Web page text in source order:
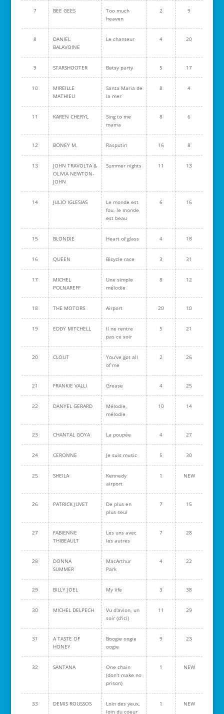
7 BEE GEES
Too much
heaven
2 9
8
DANIEL
BALAVOINE
Le chanteur 4 20
9 STARSHOOTER Betsy party 5 17
10
MIREILLE
MATHIEU
Santa Maria de
la mer
8 4
11 KAREN CHERYL
Sing to me
mama
8 6
12 BONEY M. Rasputin 16 8
13
JOHN TRAVOLTA &
OLIVIA NEWTON-
JOHN
Summer nights 11 13
14 JULIO IGLESIAS
Le monde est
fou, le monde
est beau
6 16
15 BLONDIE Heart of glass 4 18
16 QUEEN Bicycle race 3 31
17
MICHEL
POLNAREFF
Une simple
mélodie
8 12
18 THE MOTORS Airport 20 10
19 EDDY MITCHELL
Il ne rentre
pas ce soir
5 21
20 CLOUT
You've got all
of me
2 26
21 FRANKIE VALLI Grease 4 25
22 DANYEL GERARD
Mélodie,
mélodie
10 14
23 CHANTAL GOYA La poupée 4 27
24 CERONNE Je suis music 5 30
25 SHEILA
Kennedy
airport
1 NEW
26 PATRICK JUVET
De plus en
plus seul
7 15
27
FABIENNE
THIBEAULT
Les uns avec
les autres
7 28
28
DONNA
SUMMER
MacArthur
Park
4 22
29 BILLY JOEL My life 3 38
30 MICHEL DELPECH
Vu d'avion, un
soir (d'ici)
11 29
31
A TASTE OF
HONEY
Boogie oogie
oogie
9 23
32 SANTANA
One chain
(don't make no
prison)
1 NEW
33 DEMIS ROUSSOS
Loin des yeux,
loin du coeur
1 NEW